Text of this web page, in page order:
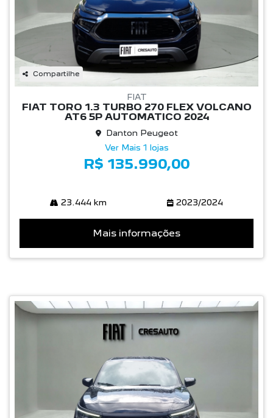
Compartilhe
FIAT
FIAT TORO 1.3 TURBO 270 FLEX VOLCANO
AT6 5P AUTOMATICO 2024
Danton Peugeot
Ver Mais 1 lojas
R$ 135.990,00
23.444 km 2023/2024
Mais informações